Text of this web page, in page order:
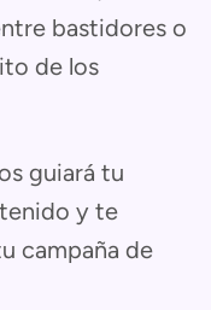
bastidores o
de los
guiará tu
y te
campaña de